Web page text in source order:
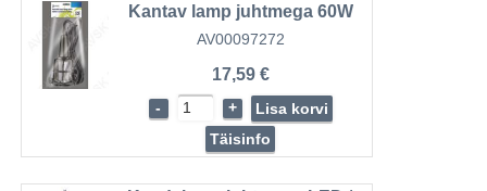
Kantav lamp juhtmega 60W
AV00097272
17,59 €
- +
Lisa korvi
Täisinfo